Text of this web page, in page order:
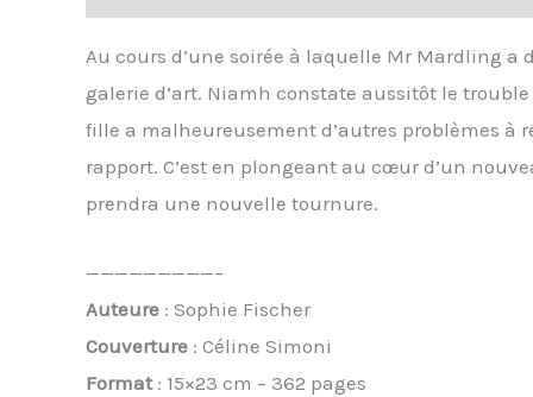
Au cours d’une soirée à laquelle Mr Mardling
galerie d’art. Niamh constate aussitôt le
fille a malheureusement d’autres problèmes à
rapport. C’est en plongeant au cœur d’un
prendra une nouvelle tournure.
—————————–
Auteure : Sophie Fischer
Couverture : Céline Simoni
Format: 15×23 cm – 362 pages